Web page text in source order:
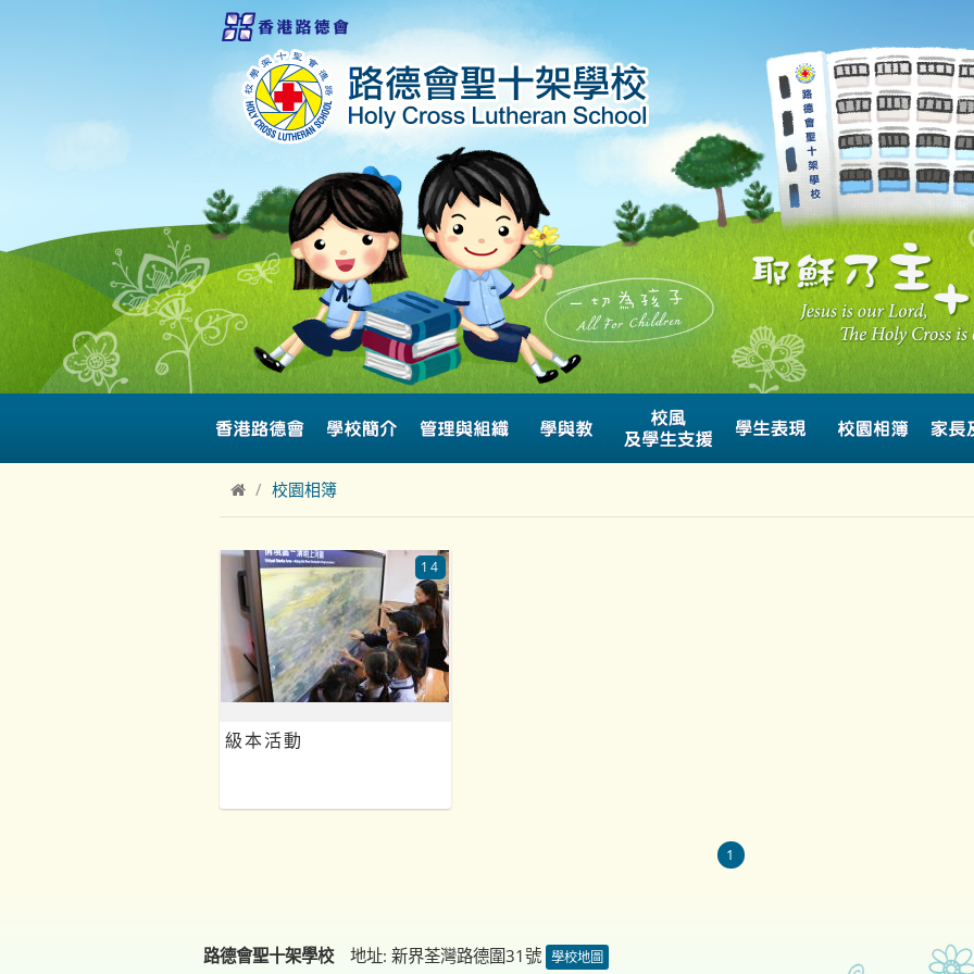
校園相簿
級本活動
14
1
路德會聖十架學校 地址: 新界荃灣路德圍31號 學校地圖